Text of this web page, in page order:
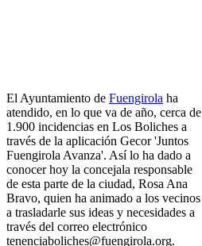
El Ayuntamiento de Fuengirola ha
atendido, en lo que va de año, cerca de
1.900 incidencias en Los Boliches a
través de la aplicación Gecor 'Juntos
Fuengirola Avanza'. Así lo ha dado a
conocer hoy la concejala responsable
de esta parte de la ciudad, Rosa Ana
Bravo, quien ha animado a los vecinos
a trasladarle sus ideas y necesidades a
través del correo electrónico
tenenciaboliches@fuengirola.org.